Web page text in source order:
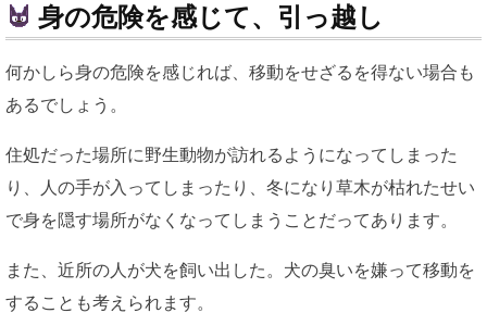
身の危険を感じて、引っ越し
何かしら身の危険を感じれば、移動をせざるを得ない場合も
あるでしょう。
住処だった場所に野生動物が訪れるようになってしまった
り、人の手が入ってしまったり、冬になり草木が枯れたせい
で身を隠す場所がなくなってしまうことだってあります。
また、近所の人が犬を飼い出した。犬の臭いを嫌って移動を
することも考えられます。